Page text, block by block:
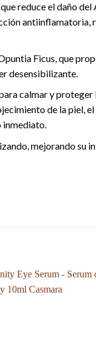
reduce el daño
antiinflamatoria,
Ficus, que
desensibilizante.
calmar y proteger
de la piel,
inmediato.
mejorando su